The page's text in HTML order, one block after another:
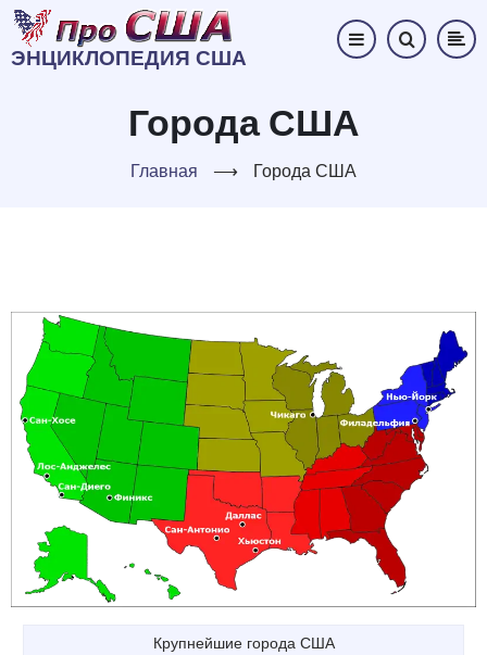
Перейти
основному
ЭНЦИКЛОПЕДИЯ США
Города США
Главная ⟶ Города США
Крупнейшие города США